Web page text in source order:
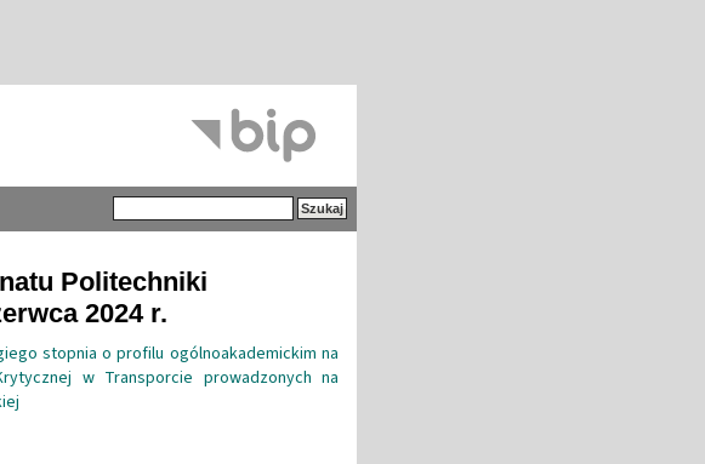
Politechniki
2024 r.
stopnia o profilu ogólnoakademickim na
w Transporcie prowadzonych na